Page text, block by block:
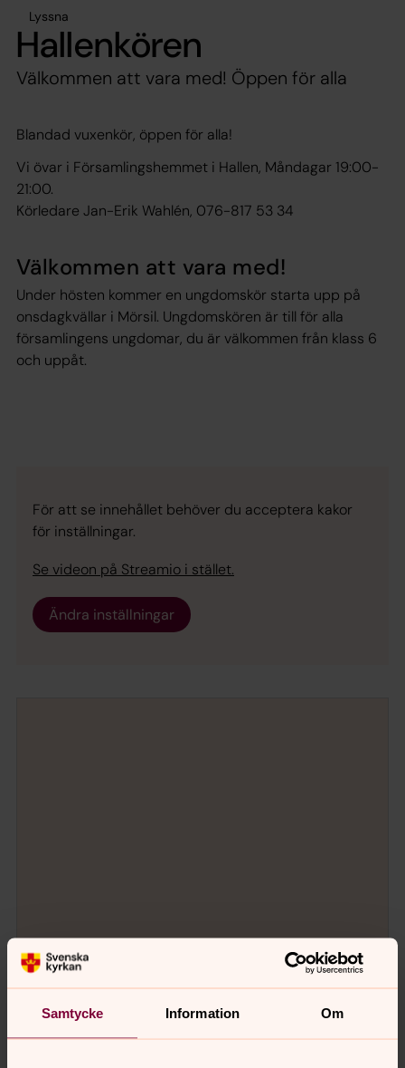
Samtycke Information Om
Lyssna
Hallenkören
Välkommen att vara med! Öppen för alla
Blandad vuxenkör, öppen för alla!
Vi övar i Församlingshemmet i Hallen, Måndagar 19:00-
21:00.
Körledare Jan-Erik Wahlén, 076-817 53 34
Välkommen att vara med!
Under hösten kommer en ungdomskör starta upp på
onsdagkvällar i Mörsil. Ungdomskören är till för alla
församlingens ungdomar, du är välkommen från klass 6
och uppåt.
För att se innehållet behöver du acceptera kakor
för inställningar.
Se videon på Streamio i stället.
Ändra inställningar